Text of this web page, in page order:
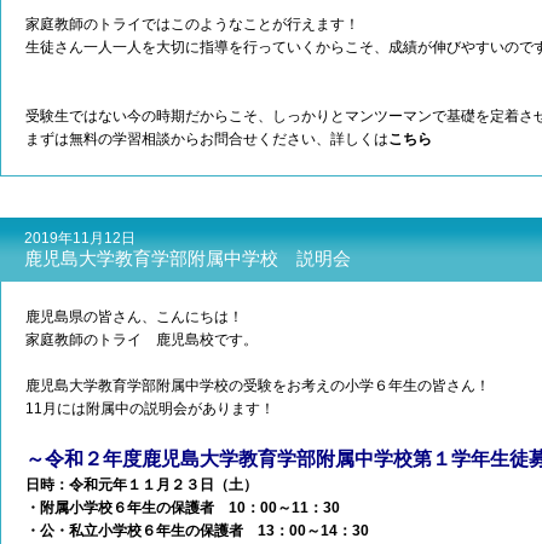
家庭教師のトライではこのようなことが行えます！
生徒さん一人一人を大切に指導を行っていくからこそ、成績が伸びやすいので
受験生ではない今の時期だからこそ、しっかりとマンツーマンで基礎を定着さ
まずは無料の学習相談からお問合せください、詳しくはこちら
2019年11月12日
鹿児島大学教育学部附属中学校 説明会
鹿児島県の皆さん、こんにちは！
家庭教師のトライ 鹿児島校です。
鹿児島大学教育学部附属中学校の受験をお考えの小学６年生の皆さん！
11月には附属中の説明会があります！
～令和２年度鹿児島大学教育学部附属中学校第１学年生徒
日時：令和元年１１月２３日（土）
・附属小学校６年生の保護者 10：00～11：30
・公・私立小学校６年生の保護者 13：00～14：30